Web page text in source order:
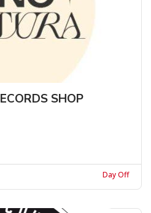
SHOP
Day Off